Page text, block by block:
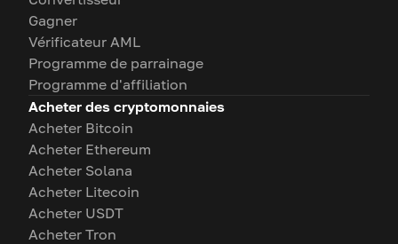
Gagner
Vérificateur AML
Programme de parrainage
Programme d'affiliation
Acheter des cryptomonnaies
Acheter Bitcoin
Acheter Ethereum
Acheter Solana
Acheter Litecoin
Acheter USDT
Acheter Tron